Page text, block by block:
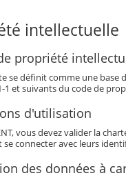
intellectuelle
propriété
se définit comme une base
1 et suivants du code de
d'utilisation
vous devez valider la
connecter avec leurs
des données à